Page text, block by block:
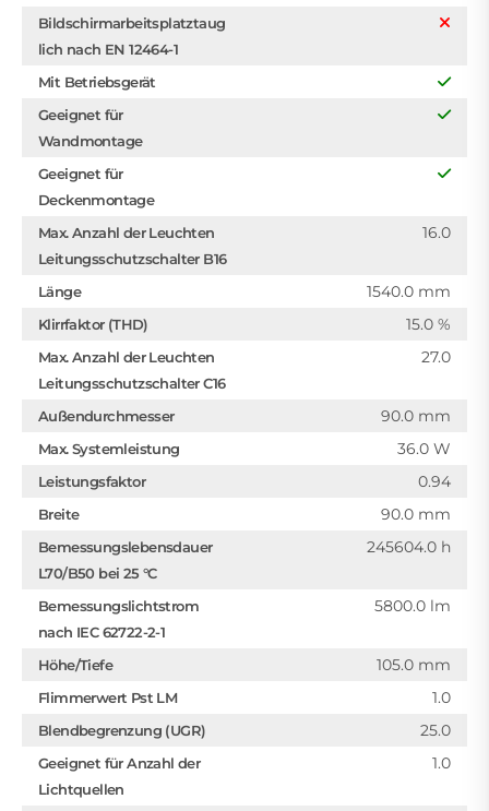
Bildschirmarbeitsplatztaug
lich nach EN 12464-1
Mit Betriebsgerät
Geeignet für
Wandmontage
Geeignet für
Deckenmontage
Max. Anzahl der Leuchten
Leitungsschutzschalter B16
16.0
Länge 1540.0 mm
Klirrfaktor (THD) 15.0 %
Max. Anzahl der Leuchten
Leitungsschutzschalter C16
27.0
Außendurchmesser 90.0 mm
Max. Systemleistung 36.0 W
Leistungsfaktor 0.94
Breite 90.0 mm
Bemessungslebensdauer
L70/B50 bei 25 °C
245604.0 h
Bemessungslichtstrom
nach IEC 62722-2-1
5800.0 lm
Höhe/Tiefe 105.0 mm
Flimmerwert Pst LM 1.0
Blendbegrenzung (UGR) 25.0
Geeignet für Anzahl der
Lichtquellen
1.0